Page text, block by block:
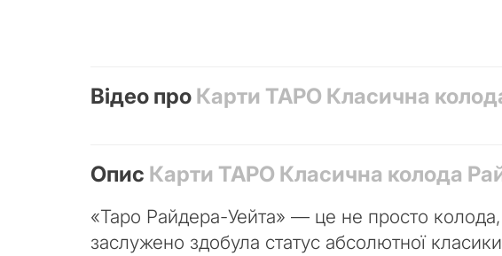
Відео про Карти ТАРО Класична
Опис Карти ТАРО Класична колода
«Таро Райдера-Уейта» — це не просто колода,
заслужено здобула статус абсолютної